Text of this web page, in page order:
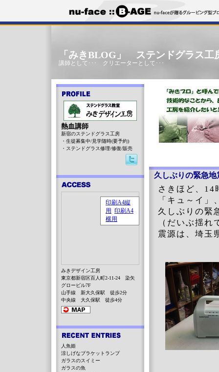
「みきBLOG」 ステンドグラス工
講師として･･･ クリエーターとして･･･
久しぶりの緊急地
さきほど、14
「キュ～イ」
久しぶりの緊
（だいぶ揺
震源は、埼玉
熱血講師
新宿のステンドグラス工房
・生徒募集中/見学随時(要予約)
・ステンドグラス修理/修復/販売
みきデザイン工房
東京都新宿区百人町2-11-24 染矢
グロービル7F
山手線 新大久保駅 徒歩2分
中央線 大久保駅 徒歩4分
人魚姫
涼しげなブラケットランプ
ガラスのスイミー
ガラスの魚